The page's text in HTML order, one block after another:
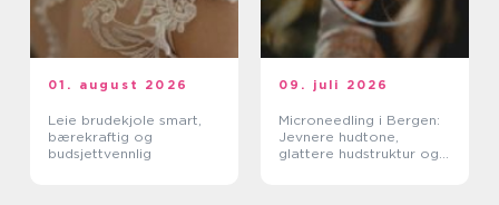
01. august 2026
Leie brudekjole smart,
bærekraftig og
budsjettvennlig
09. juli 2026
Microneedling i Bergen:
Jevnere hudtone,
glattere hudstruktur og